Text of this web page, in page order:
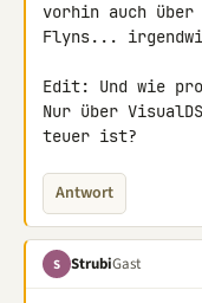
vorhin auch über
Flyns...
Edit: Und wie
Nur über
teuer ist?
Antwort
S StrubiGast